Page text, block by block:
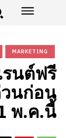
MARKETING
รนต์ฟรี
นก่อน
พ.ค.นี้